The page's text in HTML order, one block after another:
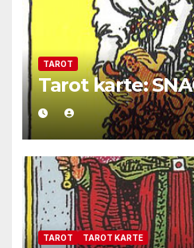
TAROT
Tarot karte:
TAROT TAROT KARTE